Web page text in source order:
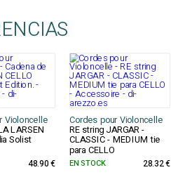
Violoncelle Cordes pour Violoncelle
LARSEN
Solist
RE string JARGAR -
CLASSIC - MEDIUM tie
para CELLO
48.90 € EN STOCK 28.32 €